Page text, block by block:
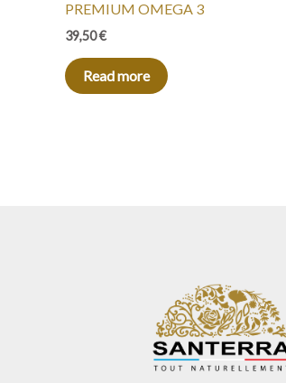
PREMIUM OMEGA 3
39,50€
Read more